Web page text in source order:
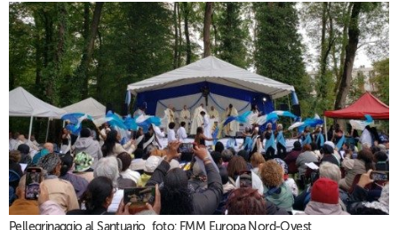
Pellegrinaggio al Santuario, foto: FMM Europa Nord-Ovest